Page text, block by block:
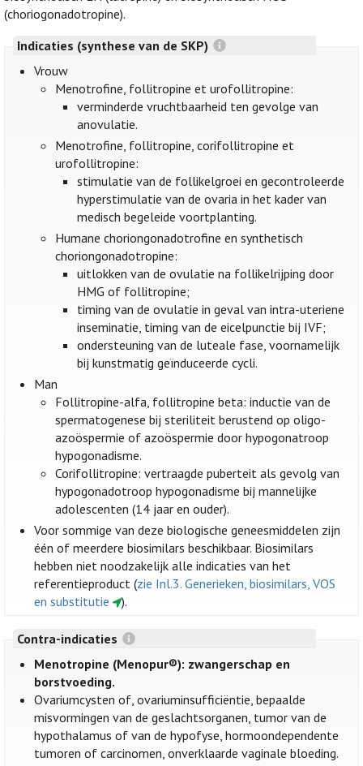
(choriogonadotropine).
Indicaties (synthese van de SKP)
Vrouw
Menotrofine, follitropine et urofollitropine:
verminderde vruchtbaarheid ten gevolge van
anovulatie.
Menotrofine, follitropine, corifollitropine et
urofollitropine:
stimulatie van de follikelgroei en gecontroleerde
hyperstimulatie van de ovaria in het kader van
medisch begeleide voortplanting.
Humane choriongonadotrofine en synthetisch
choriongonadotropine:
uitlokken van de ovulatie na follikelrijping door
HMG of follitropine;
timing van de ovulatie in geval van intra-uteriene
inseminatie, timing van de eicelpunctie bij IVF;
ondersteuning van de luteale fase, voornamelijk
bij kunstmatig geïnduceerde cycli.
Man
Follitropine-alfa, follitropine beta: inductie van de
spermatogenese bij steriliteit berustend op oligo-
azoöspermie of azoöspermie door hypogonatroop
hypogonadisme.
Corifollitropine: vertraagde puberteit als gevolg van
hypogonadotroop hypogonadisme bij mannelijke
adolescenten (14 jaar en ouder).
Voor sommige van deze biologische geneesmiddelen zijn
één of meerdere biosimilars beschikbaar. Biosimilars
hebben niet noodzakelijk alle indicaties van het
referentieproduct (zie Inl.3. Generieken, biosimilars, VOS
en substitutie
).
Contra-indicaties
Menotropine (Menopur®): zwangerschap en
borstvoeding.
Ovariumcysten of, ovariuminsufficiëntie, bepaalde
misvormingen van de geslachtsorganen, tumor van de
hypothalamus of van de hypofyse, hormoondependente
tumoren of carcinomen, onverklaarde vaginale bloeding.